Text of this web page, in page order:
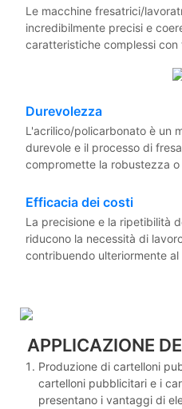
Le macchine fresatrici/
incredibilmente precisi e
caratteristiche complessi
Durevolezza
L'acrilico/policarbonato è un
durevole e il processo di
compromette la robustezza
Efficacia dei costi
La precisione e la ripetibilità
riducono la necessità di
contribuendo ulteriormente al
APPLICAZIONE
Produzione di cartelloni
cartelloni pubblicitari e i
presentano i vantaggi di